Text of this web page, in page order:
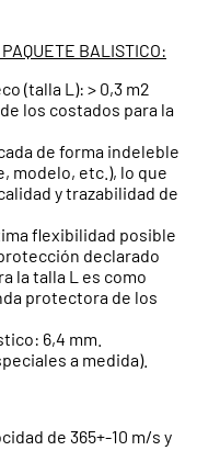
BALISTICO:
(talla L): > 0,3 m2
los costados para la
de forma indeleble
modelo, etc.), lo que
y trazabilidad de
flexibilidad posible
declarado
la talla L es como
protectora de los
6,4 mm.
a medida).
de 365+-10 m/s y